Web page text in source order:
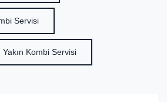
Servisi
Yakın Kombi Servisi